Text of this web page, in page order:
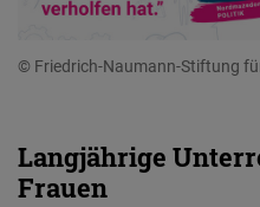
© Friedrich-Naumann-Stiftung
Langjährige
Frauen